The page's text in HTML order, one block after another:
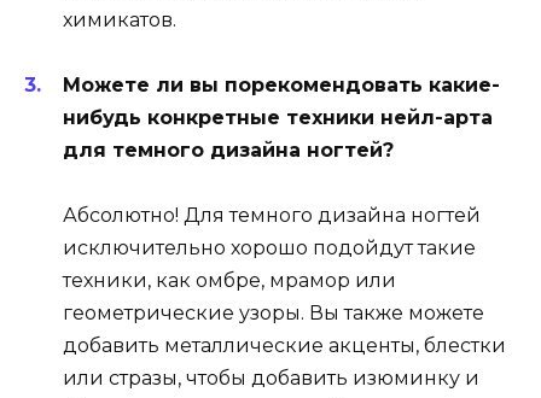
химикатов.
Можете ли вы порекомендовать какие-
нибудь конкретные техники нейл-арта
для темного дизайна ногтей?
Абсолютно! Для темного дизайна ногтей
исключительно хорошо подойдут такие
техники, как омбре, мрамор или
геометрические узоры. Вы также можете
добавить металлические акценты, блестки
или стразы, чтобы добавить изюминку и